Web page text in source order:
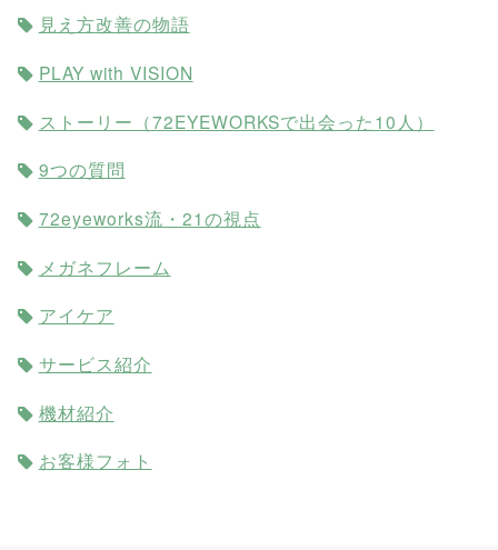
見え方改善の物語
PLAY with VISION
ストーリー（72EYEWORKSで出会った10人）
9つの質問
72eyeworks流・21の視点
メガネフレーム
アイケア
サービス紹介
機材紹介
お客様フォト